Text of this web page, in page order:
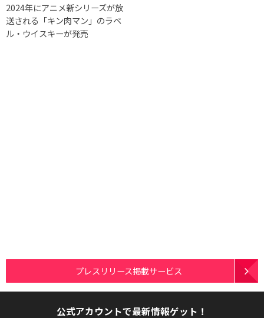
2024年にアニメ新シリーズが放
送される「キン肉マン」のラベ
ル・ウイスキーが発売
プレスリリース掲載サービス
公式アカウントで最新情報ゲット！